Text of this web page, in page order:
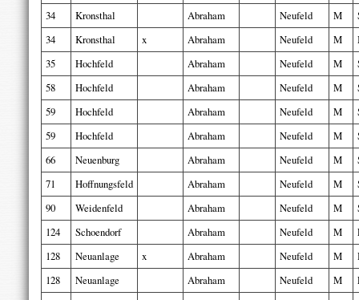
34
Kronsthal Abraham Neufeld M
34
Kronsthal x Abraham Neufeld M
35
Hochfeld Abraham Neufeld M
58
Hochfeld Abraham Neufeld M
59
Hochfeld Abraham Neufeld M
59
Hochfeld Abraham Neufeld M
66
Neuenburg Abraham Neufeld M
71
Hoffnungsfeld Abraham Neufeld M
90
Weidenfeld Abraham Neufeld M
124
Schoendorf Abraham Neufeld M
128
Neuanlage x Abraham Neufeld M
128
Neuanlage Abraham Neufeld M